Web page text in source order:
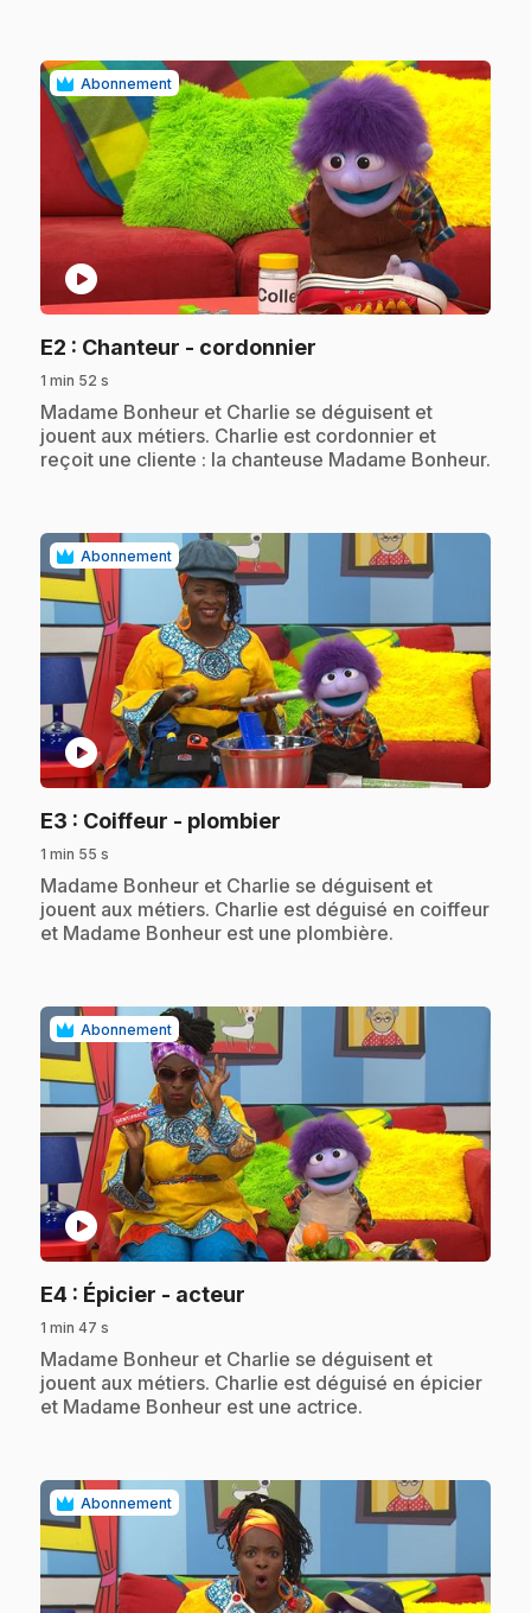
Abonnement
play_circle
E2 : Chanteur - cordonnier
1 min 52 s
.Madame Bonheur et Charlie se déguisent et
jouent aux métiers. Charlie est cordonnier et
reçoit une cliente : la chanteuse Madame Bonheur.
Abonnement
play_circle
E3 : Coiffeur - plombier
1 min 55 s
.Madame Bonheur et Charlie se déguisent et
jouent aux métiers. Charlie est déguisé en coiffeur
et Madame Bonheur est une plombière.
Abonnement
play_circle
E4 : Épicier - acteur
1 min 47 s
.Madame Bonheur et Charlie se déguisent et
jouent aux métiers. Charlie est déguisé en épicier
et Madame Bonheur est une actrice.
Abonnement